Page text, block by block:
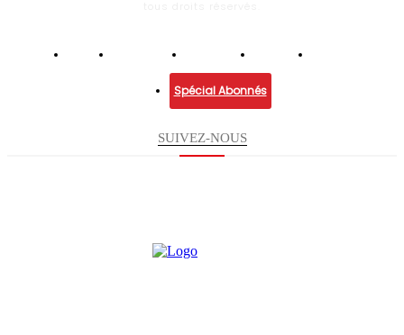
Spécial Abonnés
SUIVEZ-NOUS